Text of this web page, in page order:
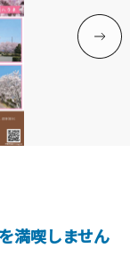
満喫しません